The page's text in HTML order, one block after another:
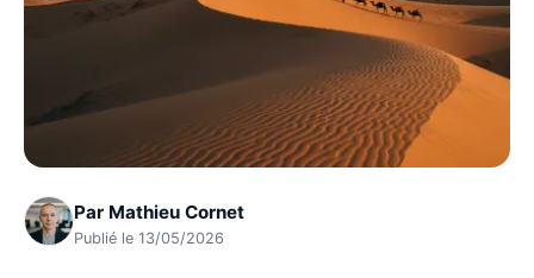
Par Mathieu Cornet
Publié le 13/05/2026